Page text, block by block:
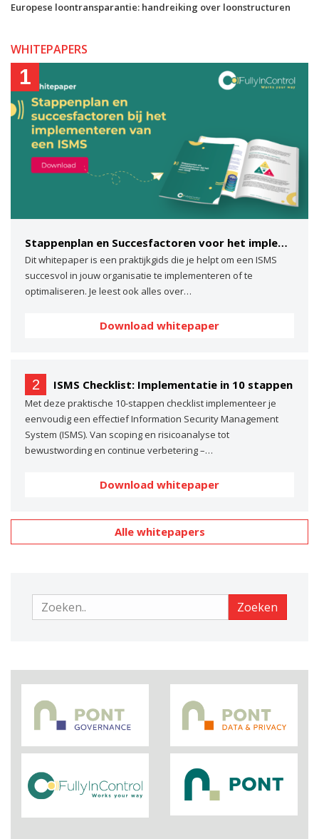
Europese loontransparantie: handreiking over loonstructuren
WHITEPAPERS
1
Stappenplan en Succesfactoren voor het implementeren van een ISMS
Dit whitepaper is een praktijkgids die je helpt om een ISMS
succesvol in jouw organisatie te implementeren of te
optimaliseren. Je leest ook alles over…
Download whitepaper
2 ISMS Checklist: Implementatie in 10 stappen
Met deze praktische 10-stappen checklist implementeer je
eenvoudig een effectief Information Security Management
System (ISMS). Van scoping en risicoanalyse tot
bewustwording en continue verbetering –…
Download whitepaper
Alle whitepapers
Zoeken Zoeken